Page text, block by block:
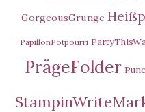
GorgeousGrunge
PapillonPotpourri
PrägeFolder